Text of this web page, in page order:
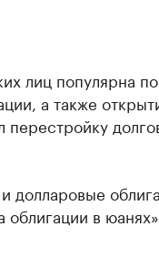
лиц популярна
а также
долларовые
облигации в